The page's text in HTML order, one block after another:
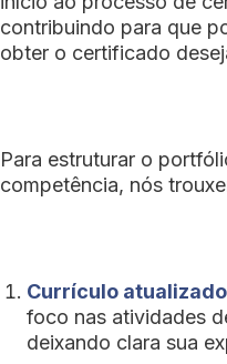
contribuindo para que
obter o certificado
Para estruturar o
competência, nós
Currículo atualizado
foco nas atividades
deixando clara sua